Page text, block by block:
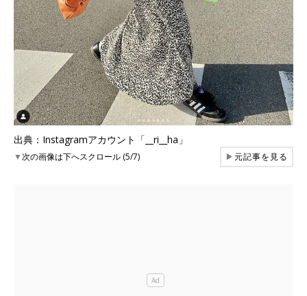
出典：Instagramアカウント「__ri__ha」
▼次の画像は下へスクロール (5/7) ▶元記事を見る